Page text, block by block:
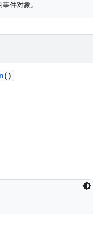
件对象。
()